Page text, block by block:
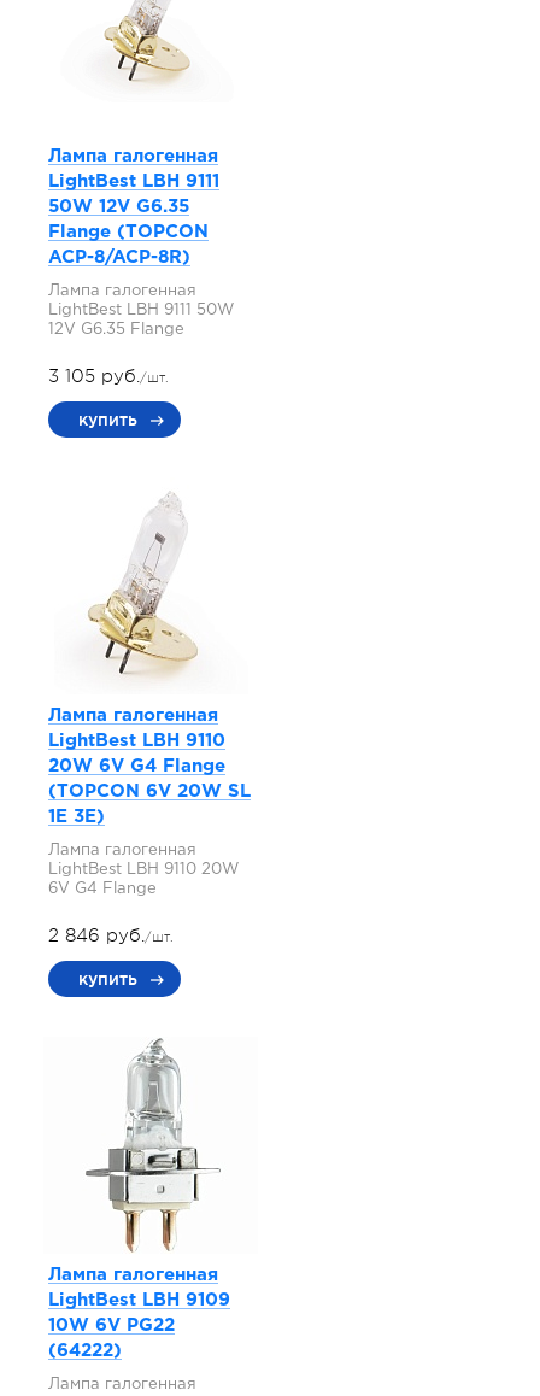
Лампа галогенная
LightBest LBH 9111
50W 12V G6.35
Flange (TOPCON
ACP-8/ACP-8R)
Лампа галогенная
LightBest LBH 9111 50W
12V G6.35 Flange
3 105 руб./шт.
купить
Лампа галогенная
LightBest LBH 9110
20W 6V G4 Flange
(TOPCON 6V 20W SL
1E 3E)
Лампа галогенная
LightBest LBH 9110 20W
6V G4 Flange
2 846 руб./шт.
купить
Лампа галогенная
LightBest LBH 9109
10W 6V PG22
(64222)
Лампа галогенная